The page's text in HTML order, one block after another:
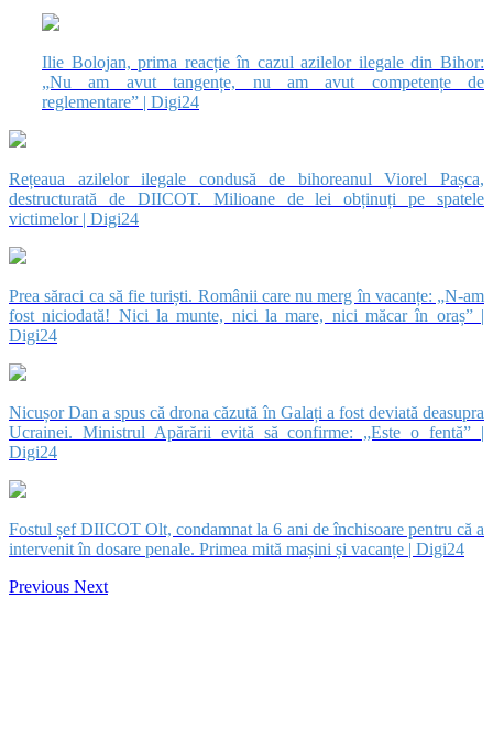
Ilie Bolojan, prima reacție în cazul azilelor ilegale din Bihor:
„Nu am avut tangențe, nu am avut competențe de
reglementare” | Digi24
Rețeaua azilelor ilegale condusă de bihoreanul Viorel Pașca,
destructurată de DIICOT. Milioane de lei obținuți pe spatele
victimelor | Digi24
Prea săraci ca să fie turiști. Românii care nu merg în vacanțe: „N-am
fost niciodată! Nici la munte, nici la mare, nici măcar în oraș” |
Digi24
Nicușor Dan a spus că drona căzută în Galați a fost deviată deasupra
Ucrainei. Ministrul Apărării evită să confirme: „Este o fentă” |
Digi24
Fostul șef DIICOT Olt, condamnat la 6 ani de închisoare pentru că a
intervenit în dosare penale. Primea mită mașini și vacanțe | Digi24
Previous Next